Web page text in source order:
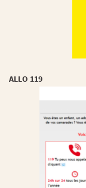
ALLO 119